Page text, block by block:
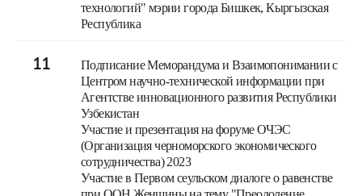
технологий" мэрии города Бишкек, Кыргызская
Республика
11
Подписание Меморандума и Взаимопонимании с
Центром научно-технической информации при
Агентстве инновационного развития Республики
Узбекистан
Участие и презентация на форуме ОЧЭС
(Организация черноморского экономического
сотрудничества) 2023
Участие в Первом сеульском диалоге о равенстве